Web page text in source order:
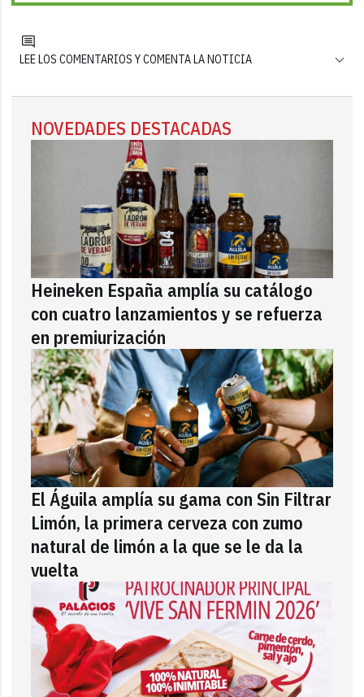
LEE LOS COMENTARIOS Y COMENTA LA NOTICIA
NOVEDADES DESTACADAS
Heineken España amplía su catálogo
con cuatro lanzamientos y se refuerza
en premiurización
El Águila amplía su gama con Sin Filtrar
Limón, la primera cerveza con zumo
natural de limón a la que se le da la
vuelta